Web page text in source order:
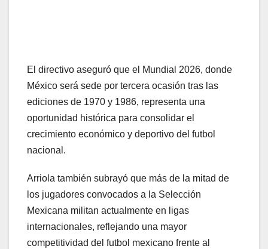
El directivo aseguró que el Mundial 2026, donde
México será sede por tercera ocasión tras las
ediciones de 1970 y 1986, representa una
oportunidad histórica para consolidar el
crecimiento económico y deportivo del futbol
nacional.
Arriola también subrayó que más de la mitad de
los jugadores convocados a la Selección
Mexicana militan actualmente en ligas
internacionales, reflejando una mayor
competitividad del futbol mexicano frente al